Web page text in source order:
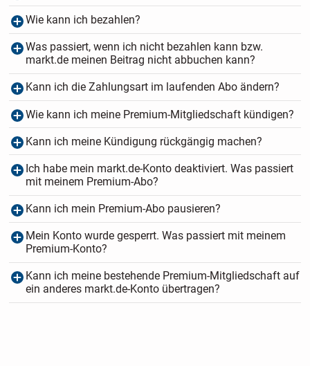
Wie kann ich bezahlen?
Was passiert, wenn ich nicht bezahlen kann bzw.
markt.de meinen Beitrag nicht abbuchen kann?
Kann ich die Zahlungsart im laufenden Abo ändern?
Wie kann ich meine Premium-Mitgliedschaft kündigen?
Kann ich meine Kündigung rückgängig machen?
Ich habe mein markt.de-Konto deaktiviert. Was passiert
mit meinem Premium-Abo?
Kann ich mein Premium-Abo pausieren?
Mein Konto wurde gesperrt. Was passiert mit meinem
Premium-Konto?
Kann ich meine bestehende Premium-Mitgliedschaft auf
ein anderes markt.de-Konto übertragen?